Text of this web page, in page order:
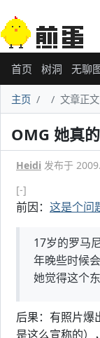
首页 树洞 无聊
主页 文章正文
OMG 她真
Heidi 发布于
[-]
前因： 这是个问
17岁的罗马
年晚些时候
她觉得这个
后果：有照片爆
是这么宣称的）